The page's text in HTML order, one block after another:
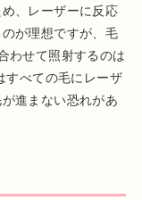
、レーザーに反応
が理想ですが、毛
わせて照射するのは
すべての毛にレーザ
進まない恐れがあ